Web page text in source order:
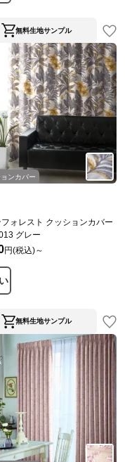
無料生地サンプル
ンカバー
ォレスト クッションカバー
グレー
円(税込)～
無料生地サンプル